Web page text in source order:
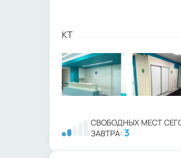
КТ
СВОБОДНЫХ МЕСТ
ЗАВТРА: 3